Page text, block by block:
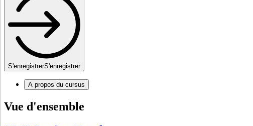
S'enregistrerS'enregistrer
A propos du cursus
Vue d'ensemble